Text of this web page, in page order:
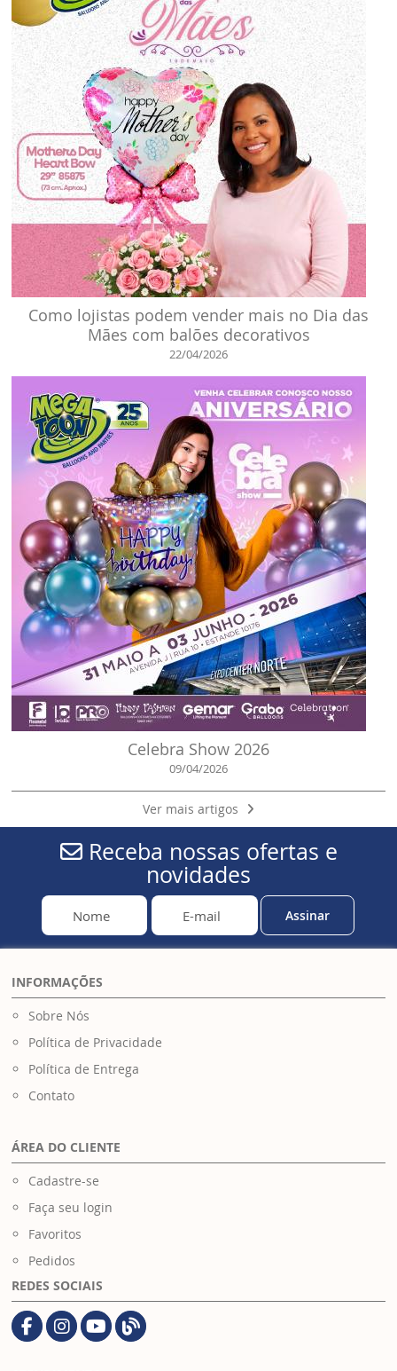
Como lojistas podem vender mais no Dia das
Mães com balões decorativos
22/04/2026
Celebra Show 2026
09/04/2026
Ver mais artigos
Receba nossas ofertas e
novidades
Assinar
INFORMAÇÕES
Sobre Nós
Política de Privacidade
Política de Entrega
Contato
ÁREA DO CLIENTE
Cadastre-se
Faça seu login
Favoritos
Pedidos
REDES SOCIAIS